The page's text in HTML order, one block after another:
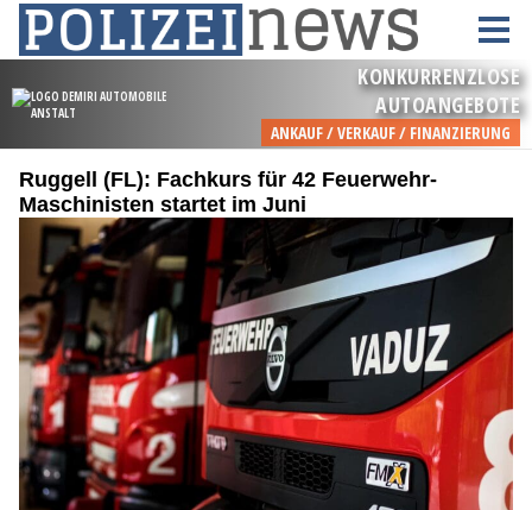
Ruggell (FL): Fachkurs für 42 Feuerwehr-
Maschinisten startet im Juni